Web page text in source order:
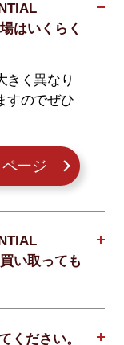
はいくらく
きく異なり
すのでぜひ
ージ
い取っても
ください。